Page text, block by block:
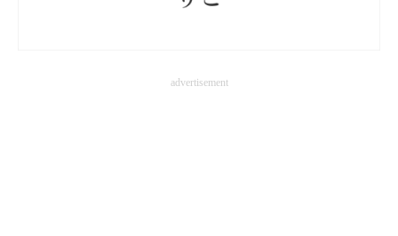
advertisement